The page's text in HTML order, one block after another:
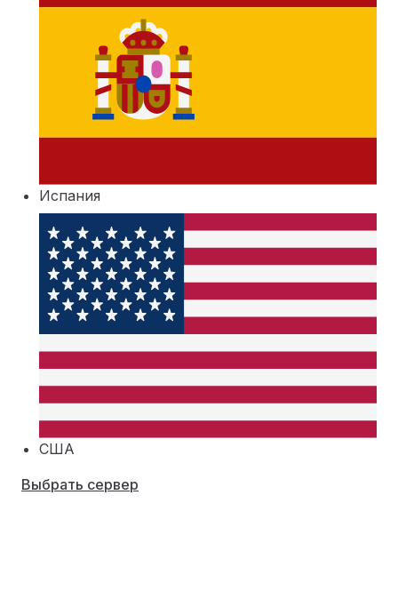
Испания
США
Выбрать сервер